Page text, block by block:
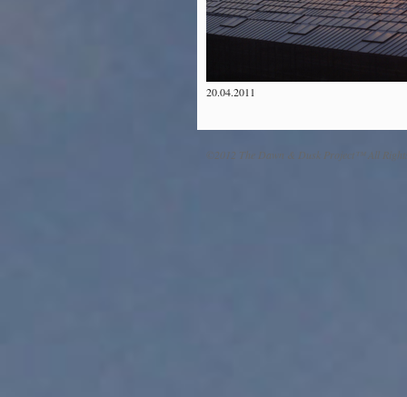
20.04.2011
©2012 The Dawn & Dusk Project™ All